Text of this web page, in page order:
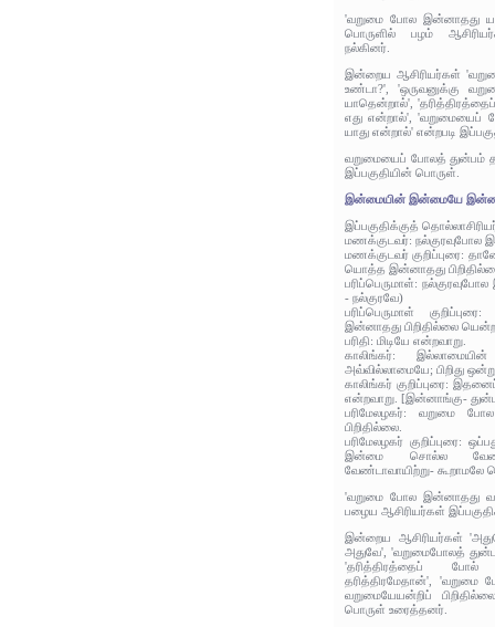
'வறுமை போல இன்னாதது
பொருளில் பழம்
நல்கினர்.
இன்றைய ஆசிரியர்கள்
உண்டா?', 'ஒருவனுக்கு
யாதென்றால்',
எது என்றால்', 'வறுமையைப்
யாது என்றால்' என்றபடி
வறுமையைப் போலத் துன்பம்
இப்பகுதியின் பொருள்.
இன்மையின் இன்மையே
இப்பகுதிக்குத்
மணக்குடவர்: நல்குரவுபோல
மணக்குடவர் குறிப்புரை:
யொத்த இன்னாதது
பரிப்பெருமாள்:
- நல்குரவே)
பரிப்பெருமாள்
இன்னாதது பிறிதில்லை
பரிதி: மிடியே என்றவாறு.
காலிங்கர்:
அவ்வில்லாமையே; பிறிது
காலிங்கர் குறிப்புரை:
என்றவாறு. [இன்னாங்கு-
பரிமேலழகர்: வறுமை
பிறிதில்லை.
பரிமேலழகர் குறிப்புரை:
இன்மை சொல்ல
வேண்டாவாயிற்று- கூறாமலே
'வறுமை போல இன்னாதது
பழைய ஆசிரியர்கள்
இன்றைய ஆசிரியர்கள்
அதுவே', 'வறுமைபோலத்
'தரித்திரத்தைப்
தரித்திரமேதான்', 'வறுமை
வறுமையேயன்றிப்
பொருள் உரைத்தனர்.